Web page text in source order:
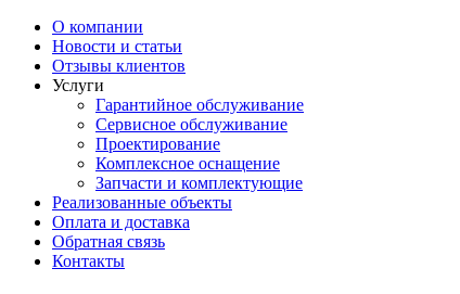
О компании
Новости и статьи
Отзывы клиентов
Услуги
Гарантийное обслуживание
Сервисное обслуживание
Проектирование
Комплексное оснащение
Запчасти и комплектующие
Реализованные объекты
Оплата и доставка
Обратная связь
Контакты